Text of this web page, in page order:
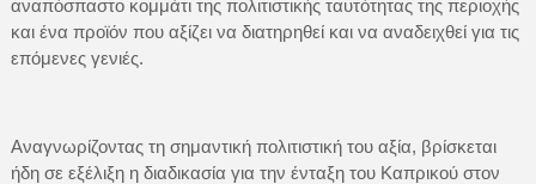
αναπόσπαστο κομμάτι της πολιτιστικής ταυτότητας της περιοχής
και ένα προϊόν που αξίζει να διατηρηθεί και να αναδειχθεί για τις
επόμενες γενιές.
Αναγνωρίζοντας τη σημαντική πολιτιστική του αξία, βρίσκεται
ήδη σε εξέλιξη η διαδικασία για την ένταξη του Καπρικού στον